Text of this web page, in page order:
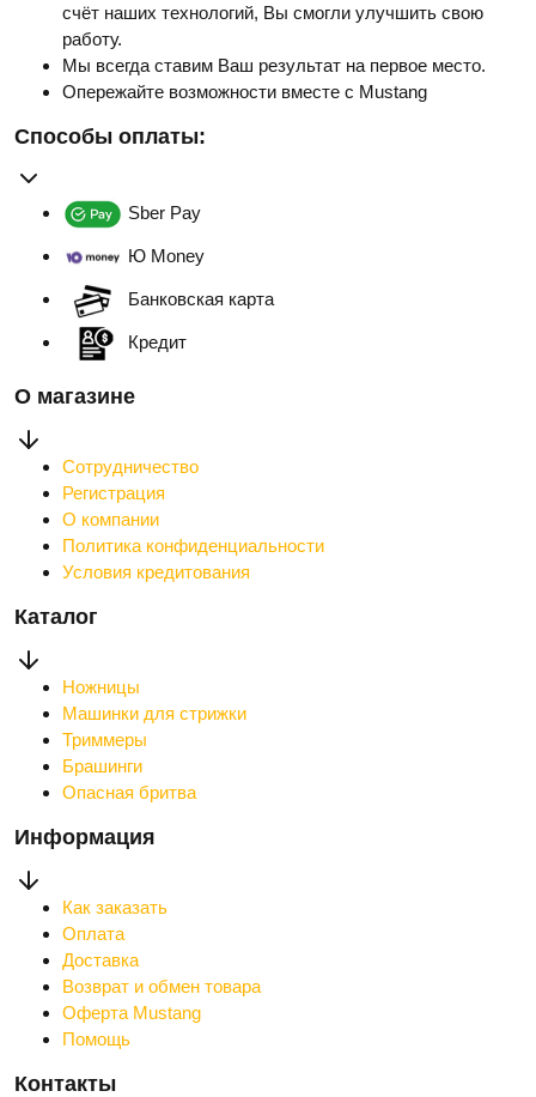
счёт наших технологий, Вы смогли улучшить свою
работу.
Мы всегда ставим Ваш результат на первое место.
Опережайте возможности вместе с Mustang
Способы оплаты:
Sber Pay
Ю Money
Банковская карта
Кредит
О магазине
Сотрудничество
Регистрация
О компании
Политика конфиденциальности
Условия кредитования
Каталог
Ножницы
Машинки для стрижки
Триммеры
Брашинги
Опасная бритва
Информация
Как заказать
Оплата
Доставка
Возврат и обмен товара
Оферта Mustang
Помощь
Контакты